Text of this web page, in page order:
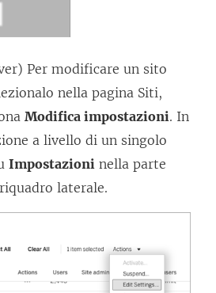
Per modificare un sito
nella pagina Siti,
Modifica impostazioni. In
a livello di un singolo
Impostazioni nella parte
laterale.